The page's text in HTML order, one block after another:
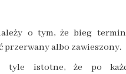
o tym, że bieg
przerwany albo zawieszony.
istotne, że po